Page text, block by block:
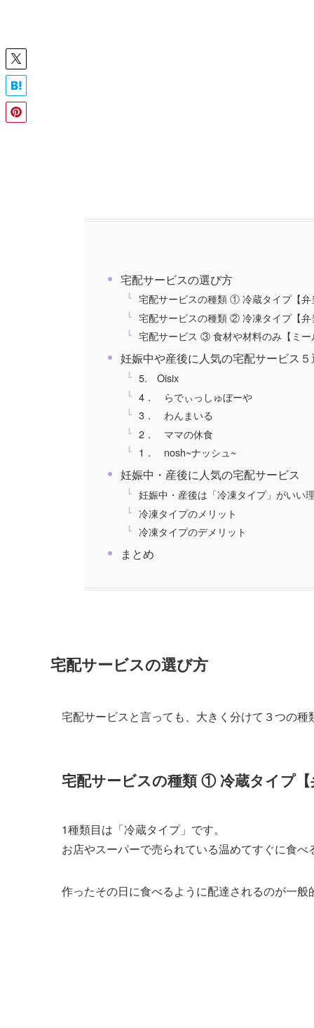
宅配サービスの選び方
宅配サービスの種類 ① 冷蔵タイプ【弁
宅配サービスの種類 ② 冷凍タイプ【弁
宅配サービス ③ 食材や材料のみ【ミー
妊娠中や産後に人気の宅配サービス
5. Oisix
4． らでぃっしゅぼーや
3． わんまいる
2． ママの休食
1． nosh~ナッシュ~
妊娠中・産後に人気の宅配サービス
妊娠中・産後は「冷凍タイプ」がいい
冷凍タイプのメリット
冷凍タイプのデメリット
まとめ
宅配サービスの選び方
宅配サービスと言っても、大きく分けて３つの
宅配サービスの種類 ① 冷蔵タイプ【
1種類目は「冷蔵タイプ」です。
お店やスーパーで売られている温めてすぐに食
作ったその日に食べるように配達されるのが一般